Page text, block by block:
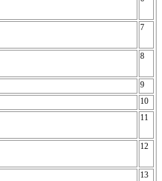
7
8
9
10
11
12
13